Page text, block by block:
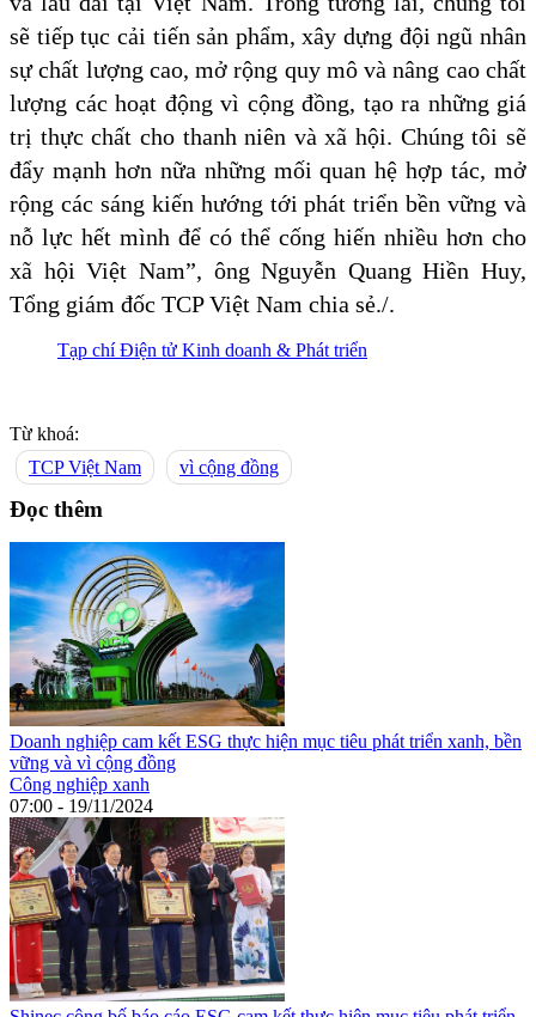
sẽ tiếp tục cải tiến sản phẩm, xây dựng đội ngũ nhân
sự chất lượng cao, mở rộng quy mô và nâng cao chất
lượng các hoạt động vì cộng đồng, tạo ra những giá
trị thực chất cho thanh niên và xã hội. Chúng tôi sẽ
đẩy mạnh hơn nữa những mối quan hệ hợp tác, mở
rộng các sáng kiến hướng tới phát triển bền vững và
nỗ lực hết mình để có thể cống hiến nhiều hơn cho
xã hội Việt Nam”, ông Nguyễn Quang Hiền Huy,
Tổng giám đốc TCP Việt Nam chia sẻ./.
Tạp chí Điện tử Kinh doanh & Phát triển
Từ khoá:
TCP Việt Nam
vì cộng đồng
Đọc thêm
Doanh nghiệp cam kết ESG thực hiện mục tiêu phát triển xanh, bền
vững và vì cộng đồng
Công nghiệp xanh
07:00 - 19/11/2024